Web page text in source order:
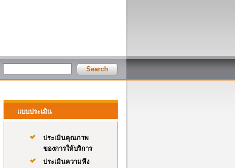
แบบประเมิน
ประเมินคุณภาพ
ของการให้บริการ
ประเมินความพึง